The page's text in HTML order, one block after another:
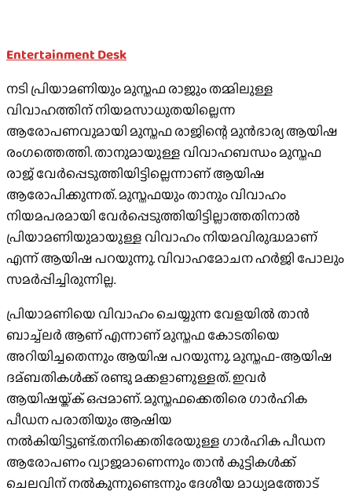
Entertainment Desk
നടി പ്രിയാമണിയും മുസ്തഫ രാജും തമ്മിലുള്ള
വിവാഹത്തിന് നിയമസാധുതയില്ലെന്ന
ആരോപണവുമായി മുസ്തഫ രാജിന്റെ മുന്‍ഭാര്യ ആയിഷ
രംഗത്തെത്തി. താനുമായുള്ള വിവാഹബന്ധം മുസ്തഫ
രാജ് വേര്‍പ്പെടുത്തിയിട്ടില്ലെന്നാണ് ആയിഷ
ആരോപിക്കുന്നത്. മുസ്തഫയും താനും വിവാഹം
നിയമപരമായി വേര്‍പ്പെടുത്തിയിട്ടില്ലാത്തതിനാല്‍
പ്രിയാമണിയുമായുള്ള വിവാഹം നിയമവിരുദ്ധമാണ്
എന്ന് ആയിഷ പറയുന്നു. വിവാഹമോചന ഹര്‍ജി പോലും
സമര്‍പ്പിച്ചിരുന്നില്ല.
പ്രിയാമണിയെ വിവാഹം ചെയ്യുന്ന വേളയില്‍ താന്‍
ബാച്ച്‌ലര്‍ ആണ് എന്നാണ് മുസ്തഫ കോടതിയെ
അറിയിച്ചതെന്നും ആയിഷ പറയുന്നു. മുസ്തഫ-ആയിഷ
ദമ്ബതികള്‍ക്ക് രണ്ടു മക്കളാണുള്ളത്. ഇവര്‍
ആയിഷയ്ക്ക് ഒപ്പമാണ്. മുസ്തഫക്കെതിരെ ഗാര്‍ഹിക
പീഡന പരാതിയും ആഷിയ
നല്‍കിയിട്ടുണ്ട്.തനിക്കെതിരേയുള്ള ഗാര്‍ഹിക പീഡന
ആരോപണം വ്യാജമാണെന്നും താന്‍ കുട്ടികള്‍ക്ക്
ചെലവിന് നല്‍കുന്നുണ്ടെന്നും ദേശീയ മാധ്യമത്തോട്